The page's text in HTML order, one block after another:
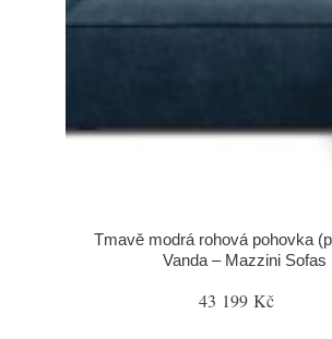
Tmavě modrá rohová pohovka
Vanda – Mazzini Sofas
43 199 Kč